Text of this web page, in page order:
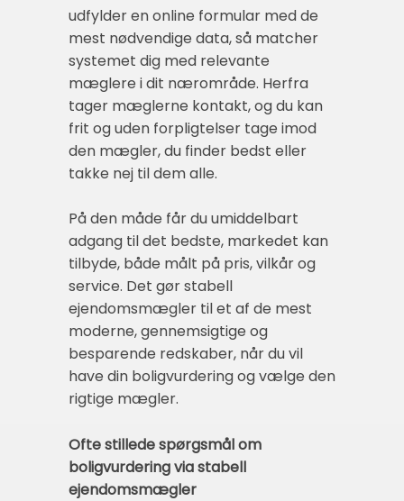
udfylder en online formular med de
mest nødvendige data, så matcher
systemet dig med relevante
mæglere i dit nærområde. Herfra
tager mæglerne kontakt, og du kan
frit og uden forpligtelser tage imod
den mægler, du finder bedst eller
takke nej til dem alle.
På den måde får du umiddelbart
adgang til det bedste, markedet kan
tilbyde, både målt på pris, vilkår og
service. Det gør stabell
ejendomsmægler til et af de mest
moderne, gennemsigtige og
besparende redskaber, når du vil
have din boligvurdering og vælge den
rigtige mægler.
Ofte stillede spørgsmål om
boligvurdering via stabell
ejendomsmægler